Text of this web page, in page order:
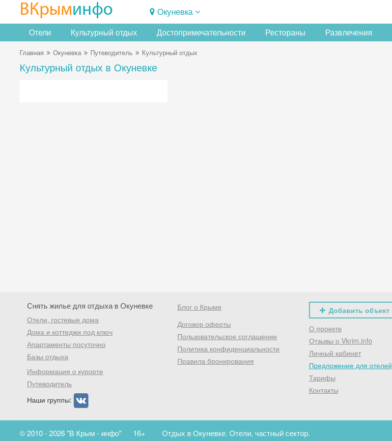
ВКрыминфо Окуневка
Отели Культурный отдых Достопримечательности Рестораны Развлечения
Главная Окуневка Путеводитель Культурный отдых
Культурный отдых в Окуневке
Снять жилье для отдыха в Окуневке
Отели, гостевые дома
Дома и коттеджи под ключ
Апартаменты посуточно
Базы отдыха
Информация о курорте
Путеводитель
Наши группы:
Блог о Крыме
Договор оферты
Пользовательское соглашение
Политика конфиденциальности
Правила бронирования
Добавить объект
О проекте
Отзывы о Vkrim.info
Личный кабинет
Предложение для отелей
Тарифы
Контакты
© 2010 - 2026 "В Крым - инфо" 16+ Отдых в Окуневке. Отели, частный сектор.